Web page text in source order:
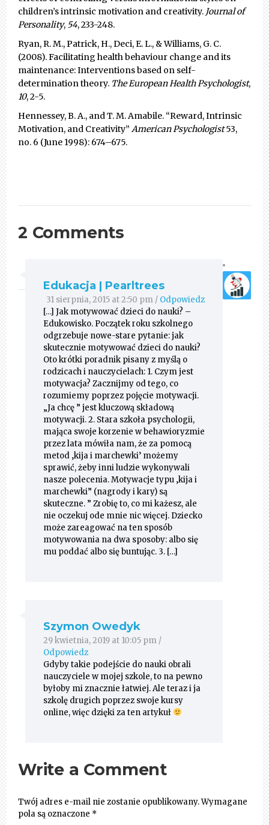
children’s intrinsic motivation and creativity. Journal of
Personality, 54, 233-248.
Ryan, R. M., Patrick, H., Deci, E. L., & Williams, G. C.
(2008). Facilitating health behaviour change and its
maintenance: Interventions based on self-
determination theory. The European Health Psychologist,
10, 2-5.
Hennessey, B. A., and T. M. Amabile. “Reward, Intrinsic
Motivation, and Creativity” American Psychologist53,
no. 6 (June 1998): 674–675.
2 Comments
Edukacja | Pearltrees
31 sierpnia, 2015 at 2:50 pm / Odpowiedz
[…] Jak motywować dzieci do nauki? –
Edukowisko. Początek roku szkolnego
odgrzebuje nowe-stare pytanie: jak
skutecznie motywować dzieci do nauki?
Oto krótki poradnik pisany z myślą o
rodzicach i nauczycielach: 1. Czym jest
motywacja? Zacznijmy od tego, co
rozumiemy poprzez pojęcie motywacji.
„Ja chcę ” jest kluczową składową
motywacji. 2. Stara szkoła psychologii,
mająca swoje korzenie w behawioryzmie
przez lata mówiła nam, że za pomocą
metod ‚kija i marchewki’ możemy
sprawić, żeby inni ludzie wykonywali
nasze polecenia. Motywacje typu ‚kija i
marchewki” (nagrody i kary) są
skuteczne. ” Zrobię to, co mi każesz, ale
nie oczekuj ode mnie nic więcej. Dziecko
może zareagować na ten sposób
motywowania na dwa sposoby: albo się
mu poddać albo się buntując. 3. […]
Szymon Owedyk
29 kwietnia, 2019 at 10:05 pm /
Odpowiedz
Gdyby takie podejście do nauki obrali
nauczyciele w mojej szkole, to na pewno
byłoby mi znacznie łatwiej. Ale teraz i ja
szkolę drugich poprzez swoje kursy
online, więc dzięki za ten artykuł
Write a Comment
Twój adres e-mail nie zostanie opublikowany.Wymagane
pola są oznaczone *